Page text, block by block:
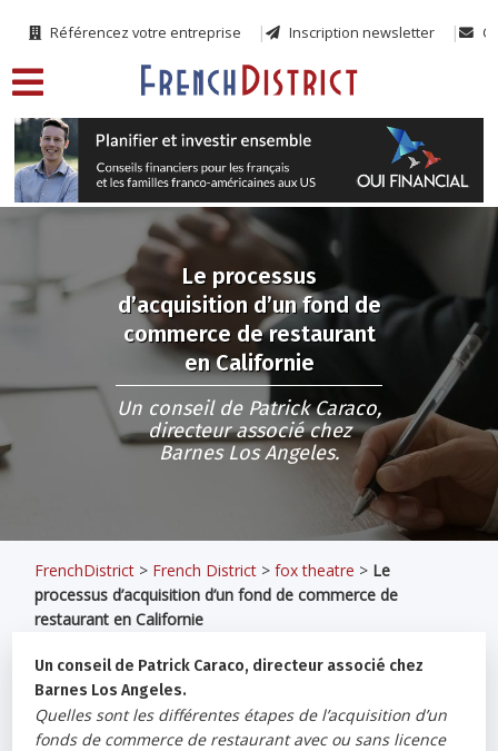
Référencez votre entreprise Inscription newsletter
Le processus
d’acquisition d’un fond de
commerce de restaurant
en Californie
Un conseil de Patrick Caraco,
directeur associé chez
Barnes Los Angeles.
FrenchDistrict > French District >fox theatre > Le
processus d’acquisition d’un fond de commerce de
restaurant en Californie
Un conseil de Patrick Caraco, directeur associé chez
Barnes Los Angeles.
Quelles sont les différentes étapes de l’acquisition d’un
fonds de commerce de restaurant avec ou sans licence